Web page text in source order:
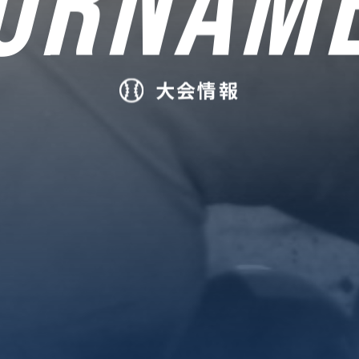
大会情報